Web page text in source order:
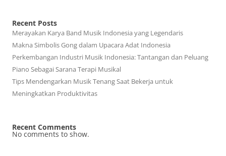
Recent Posts
Merayakan Karya Band Musik Indonesia yang Legendaris
Makna Simbolis Gong dalam Upacara Adat Indonesia
Perkembangan Industri Musik Indonesia: Tantangan dan Peluang
Piano Sebagai Sarana Terapi Musikal
Tips Mendengarkan Musik Tenang Saat Bekerja untuk
Meningkatkan Produktivitas
Recent Comments
No comments to show.